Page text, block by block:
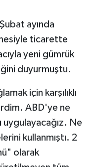
ayında
ticarette
yeni gümrük
duyurmuştu.
için karşılıklı
ABD'ye ne
uygulayacağız. Ne
kullanmıştı. 2
olarak